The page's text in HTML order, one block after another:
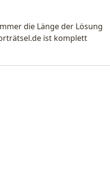
die Länge der Lösung
ist komplett